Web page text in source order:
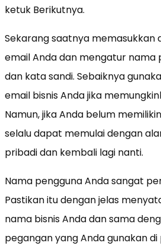
ketuk Berikutnya.
Sekarang saatnya memasukkan
email Anda dan mengatur nama
dan kata sandi. Sebaiknya
email bisnis Anda jika
Namun, jika Anda belum
selalu dapat memulai dengan
pribadi dan kembali lagi nanti.
Nama pengguna Anda sangat
Pastikan itu dengan jelas
nama bisnis Anda dan sama
pegangan yang Anda gunakan